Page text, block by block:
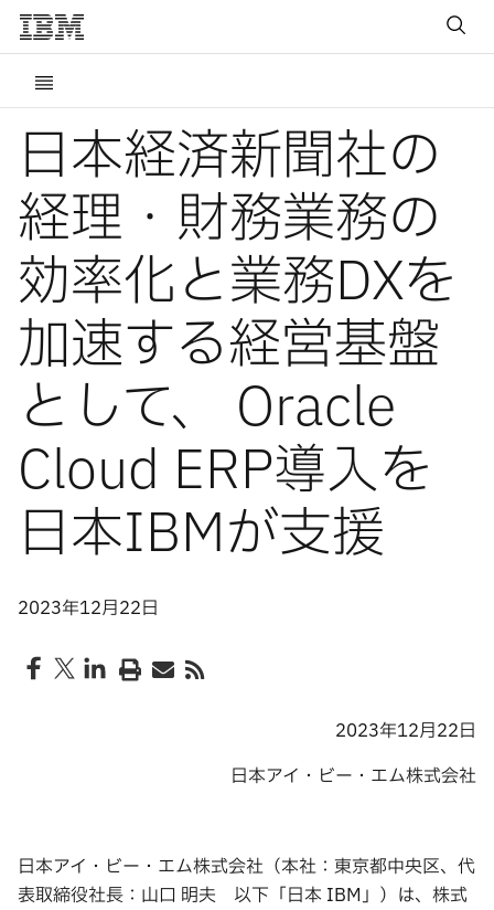
日本経済新聞社の
経理・財務業務の
効率化と業務DXを
加速する経営基盤
として、 Oracle
Cloud ERP導入を
日本IBMが支援
2023年12月22日
2023年12月22日
日本アイ・ビー・エム株式会社
日本アイ・ビー・エム株式会社（本社：東京都中央区、代
表取締役社長：山口 明夫 以下「日本 IBM」）は、株式